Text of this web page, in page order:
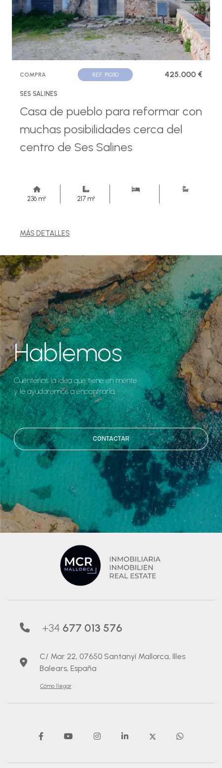
COMPRA REF. P1030 425.000 €
SES SALINES
Casa de pueblo para reformar con
muchas posibilidades cerca del
centro de Ses Salines
236 m² 217 m²
MÁS DETALLES
Hablemos
Cuéntenos la idea que tiene en mente
y le ayudaremos a encontrarla.
CONTACTAR
+34 677 013 576
C/ Mar 22, 07650 Santanyí Mallorca, Illes
Balears, España
Cómo llegar